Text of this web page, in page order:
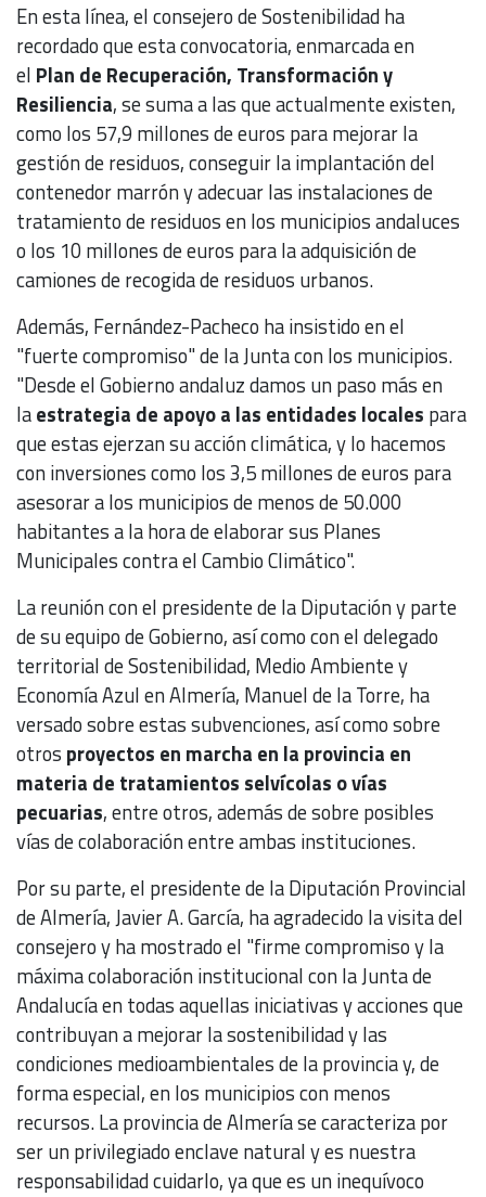
En esta línea, el consejero de Sostenibilidad ha
recordado que esta convocatoria, enmarcada en
el Plan de Recuperación, Transformación y
Resiliencia, se suma a las que actualmente existen,
como los 57,9 millones de euros para mejorar la
gestión de residuos, conseguir la implantación del
contenedor marrón y adecuar las instalaciones de
tratamiento de residuos en los municipios andaluces
o los 10 millones de euros para la adquisición de
camiones de recogida de residuos urbanos.
Además, Fernández-Pacheco ha insistido en el
"fuerte compromiso" de la Junta con los municipios.
"Desde el Gobierno andaluz damos un paso más en
laestrategia de apoyo a las entidades locales para
que estas ejerzan su acción climática, y lo hacemos
con inversiones como los 3,5 millones de euros para
asesorar a los municipios de menos de 50.000
habitantes a la hora de elaborar sus Planes
Municipales contra el Cambio Climático".
La reunión con el presidente de la Diputación y parte
de su equipo de Gobierno, así como con el delegado
territorial de Sostenibilidad, Medio Ambiente y
Economía Azul en Almería, Manuel de la Torre, ha
versado sobre estas subvenciones, así como sobre
otros proyectos en marcha en la provincia en
materia de tratamientos selvícolas o vías
pecuarias, entre otros, además de sobre posibles
vías de colaboración entre ambas instituciones.
Por su parte, el presidente de la Diputación Provincial
de Almería, Javier A. García, ha agradecido la visita del
consejero y ha mostrado el "firme compromiso y la
máxima colaboración institucional con la Junta de
Andalucía en todas aquellas iniciativas y acciones que
contribuyan a mejorar la sostenibilidad y las
condiciones medioambientales de la provincia y, de
forma especial, en los municipios con menos
recursos. La provincia de Almería se caracteriza por
ser un privilegiado enclave natural y es nuestra
responsabilidad cuidarlo, ya que es un inequívoco